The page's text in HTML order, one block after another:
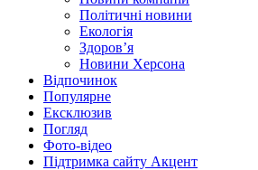
Політичні новини
Екологія
Здоров’я
Новини Херсона
Відпочинок
Популярне
Ексклюзив
Погляд
Фото-відео
Підтримка сайту Акцент